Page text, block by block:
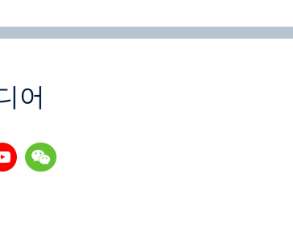
어
wechat